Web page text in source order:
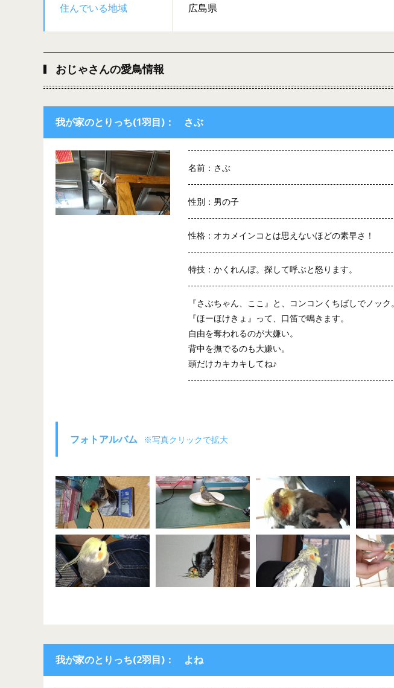
住んでいる地域 広島県
おじゃさんの愛鳥情報
我が家のとりっち(1羽目)： さぶ
名前：さぶ
性別：男の子
性格：オカメインコとは思えないほどの素早さ！
特技：かくれんぼ。探して呼ぶと怒ります。
『さぶちゃん、ここ』と、コンコンくちばしでノック。
『ほーほけきょ』って、口笛で鳴きます。
自由を奪われるのが大嫌い。
背中を撫でるのも大嫌い。
頭だけカキカキしてね♪
フォトアルバム ※写真クリックで拡大
我が家のとりっち(2羽目)： よね